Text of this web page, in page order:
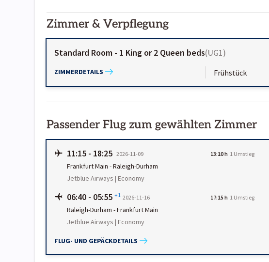
01-02
Zimmer & Verpflegung
Standard Room - 1 King or 2 Queen beds(UG1)
ZIMMERDETAILS Frühstück
Passender Flug zum gewählten Zimmer
11:15 - 18:25 2026-11-09 13:10 h 1 Umstieg
Frankfurt Main -Raleigh-Durham
Jetblue Airways | Economy
06:40 - 05:55 +1 2026-11-16 17:15 h 1 Umstieg
Raleigh-Durham -Frankfurt Main
Jetblue Airways | Economy
FLUG- UND GEPÄCKDETAILS